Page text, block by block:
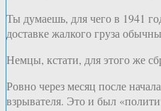
Ты думаешь, для чего в 1941
доставке жалкого груза
Немцы, кстати, для этого же
Ровно через месяц после
взрывателя. Это и был